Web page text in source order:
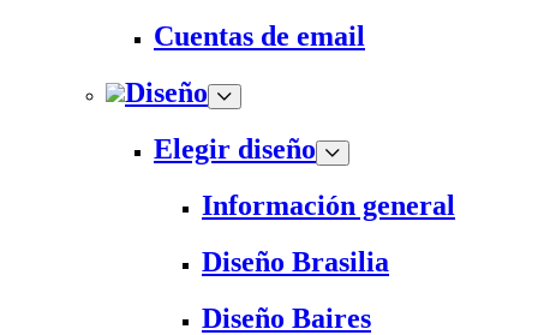
Cuentas de email
Diseño
Elegir diseño
Información general
Diseño Brasilia
Diseño Baires